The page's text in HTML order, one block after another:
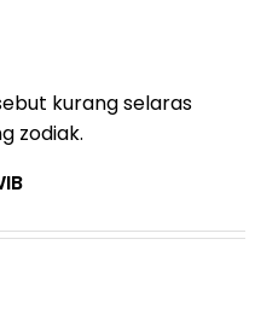
kurang selaras
zodiak.